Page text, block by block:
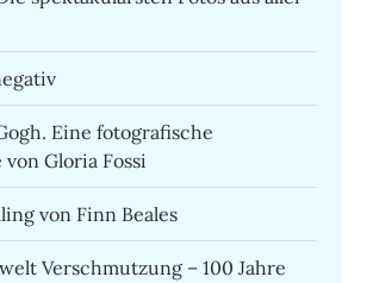
Eine fotografische
Gloria Fossi
von Finn Beales
Verschmutzung – 100 Jahre